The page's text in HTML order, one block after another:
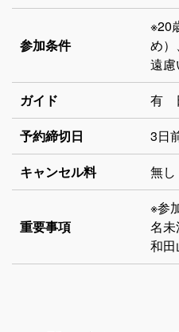
参加条件
※20
め
遠慮
ガイド
有
予約締切日
3日
キャンセル料
無し
重要事項
※参
名未
和田